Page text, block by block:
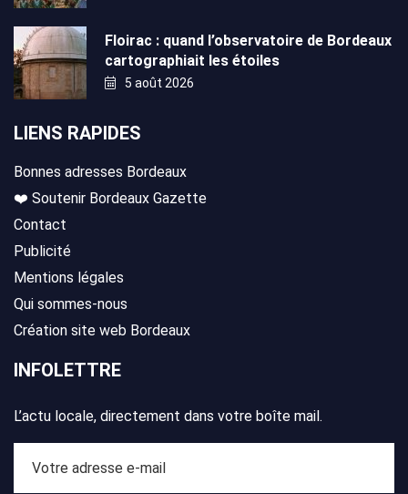
Floirac : quand l’observatoire de Bordeaux
cartographiait les étoiles
5 août 2026
LIENS RAPIDES
Bonnes adresses Bordeaux
❤️ Soutenir Bordeaux Gazette
Contact
Publicité
Mentions légales
Qui sommes-nous
Création site web Bordeaux
INFOLETTRE
L’actu locale, directement dans votre boîte mail.